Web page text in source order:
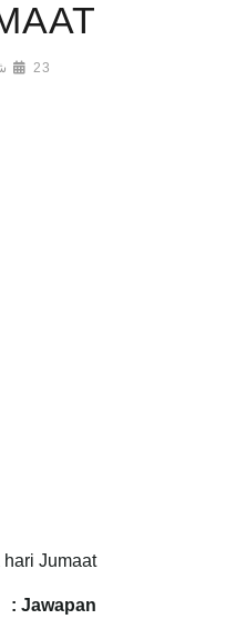
23 شباط/فبراير 2017
Jumaat?
Jawapan :